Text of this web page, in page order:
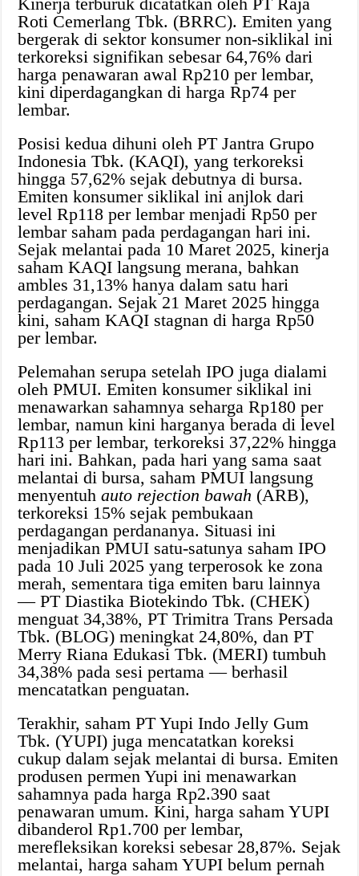
Roti Cemerlang Tbk. (BRRC). Emiten yang
bergerak di sektor konsumer non-siklikal ini
terkoreksi signifikan sebesar 64,76% dari
harga penawaran awal Rp210 per lembar,
kini diperdagangkan di harga Rp74 per
lembar.
Posisi kedua dihuni oleh PT Jantra Grupo
Indonesia Tbk. (KAQI), yang terkoreksi
hingga 57,62% sejak debutnya di bursa.
Emiten konsumer siklikal ini anjlok dari
level Rp118 per lembar menjadi Rp50 per
lembar saham pada perdagangan hari ini.
Sejak melantai pada 10 Maret 2025, kinerja
saham KAQI langsung merana, bahkan
ambles 31,13% hanya dalam satu hari
perdagangan. Sejak 21 Maret 2025 hingga
kini, saham KAQI stagnan di harga Rp50
per lembar.
Pelemahan serupa setelah IPO juga dialami
oleh PMUI. Emiten konsumer siklikal ini
menawarkan sahamnya seharga Rp180 per
lembar, namun kini harganya berada di level
Rp113 per lembar, terkoreksi 37,22% hingga
hari ini. Bahkan, pada hari yang sama saat
melantai di bursa, saham PMUI langsung
menyentuhauto rejection bawah (ARB),
terkoreksi 15% sejak pembukaan
perdagangan perdananya. Situasi ini
menjadikan PMUI satu-satunya saham IPO
pada 10 Juli 2025 yang terperosok ke zona
merah, sementara tiga emiten baru lainnya
— PT Diastika Biotekindo Tbk. (CHEK)
menguat 34,38%, PT Trimitra Trans Persada
Tbk. (BLOG) meningkat 24,80%, dan PT
Merry Riana Edukasi Tbk. (MERI) tumbuh
34,38% pada sesi pertama — berhasil
mencatatkan penguatan.
Terakhir, saham PT Yupi Indo Jelly Gum
Tbk. (YUPI) juga mencatatkan koreksi
cukup dalam sejak melantai di bursa. Emiten
produsen permen Yupi ini menawarkan
sahamnya pada harga Rp2.390 saat
penawaran umum. Kini, harga saham YUPI
dibanderol Rp1.700 per lembar,
merefleksikan koreksi sebesar 28,87%. Sejak
melantai, harga saham YUPI belum pernah